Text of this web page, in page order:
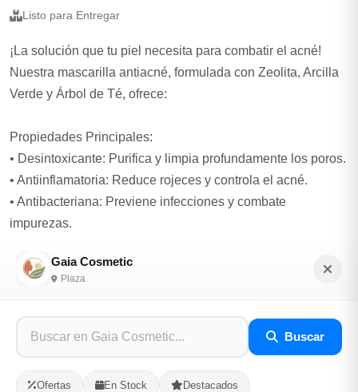
Gaia Cosmetic
Plaza
Buscar
Ofertas En Stock Destacados
Listo para Entregar
¡La solución que tu piel necesita para combatir el acné!
Nuestra mascarilla antiacné, formulada con Zeolita, Arcilla
Verde y Árbol de Té, ofrece:
Propiedades Principales:
• Desintoxicante: Purifica y limpia profundamente los poros.
• Antiinflamatoria: Reduce rojeces y controla el acné.
• Antibacteriana: Previene infecciones y combate
impurezas. ️
área de los ojos y labios.
• Deja actuar durante 10-15 minutos y retira con agua tibia.
• Frecuencia: 1 a 2 veces por semana para mejores